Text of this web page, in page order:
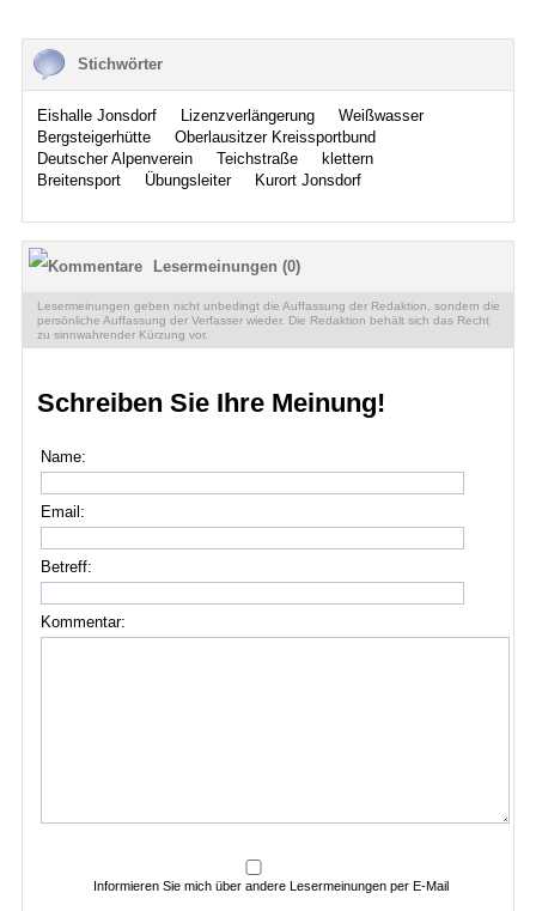
Stichwörter
Eishalle Jonsdorf Lizenzverlängerung
Weißwasser
Bergsteigerhütte
Oberlausitzer Kreissportbund
Deutscher Alpenverein
Teichstraße
klettern
Breitensport
Übungsleiter Kurort Jonsdorf
Lesermeinungen (0)
Lesermeinungen geben nicht unbedingt die Auffassung der Redaktion, sondern die
persönliche Auffassung der Verfasser wieder. Die Redaktion behält sich das Recht
zu sinnwahrender Kürzung vor.
Schreiben Sie Ihre Meinung!
Name:
Email:
Betreff:
Kommentar:
Informieren Sie mich über andere Lesermeinungen per E-Mail